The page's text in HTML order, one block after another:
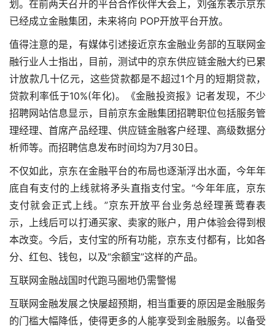
划。在前两天召开的平台合作伙伴大会上，刘强东表示京东
已经成立金融集团，未来将向 POP开放平台开放。
值得注意的是，有媒体引述接近京东金融业务部的互联网金
融行业人士指出，目前，测试中的京东供应链金融大约已累
计放款几十亿元，这些贷款都是不超过1个月的短期贷款，
贷款利率低于10%(年化)。《金融投资报》记者发现，不少
招聘网站信息显示，目前京东金融集团招聘职位包括服务管
理经理、首席产品经理、供应链金融客户经理、高级数据分
析师等。而招聘信息发布时间均为7月30日。
不仅如此，京东在金融平台的布局也逐渐浮出水面，今年年
底自有支付的上线就将矛头直指支付宝。“今年年底，京东
支付就会正式上线。”京东开放平台业务总经理蒉莺春表
示，上线后可以打通买家、卖家的账户，用户体验会得到根
本改变。今后，支付宝的所有功能，京东支付都有，比如各
分、红包、钱包，以及“余额宝”这样的产品。
互联网金融战国时代跑马圈地仍需警惕
互联网金融发展之快屡超预期，相当重要的原因是金融服务
的门槛大幅降低，使得更多的人能享受到金融服务。以备受